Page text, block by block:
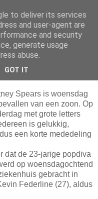
Bentley
Spears is woensdag
van een zoon. Op
met grote letters
is gelukkig,
een korte mededeling
dat de 23-jarige popdiva
op woensdagochtend
gebracht in
Federline (27), aldus
to deliver its services
and user-agent are
and security
generate usage
abuse.
GOT IT